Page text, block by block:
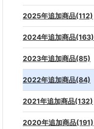
2025年追加商品(112)
2024年追加商品(163)
2023年追加商品(85)
2022年追加商品(84)
2021年追加商品(132)
2020年追加商品(191)